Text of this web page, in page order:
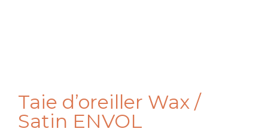
Taie d’oreiller Wax /
Satin ENVOL